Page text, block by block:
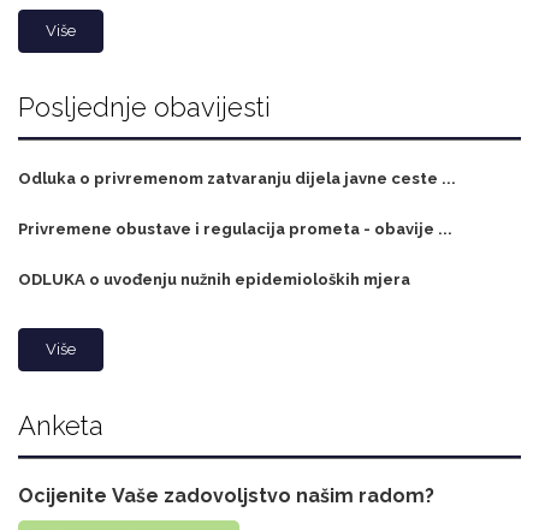
Više
Posljednje obavijesti
Odluka o privremenom zatvaranju dijela javne ceste ...
Privremene obustave i regulacija prometa - obavije ...
ODLUKA o uvođenju nužnih epidemioloških mjera
Više
Anketa
Ocijenite Vaše zadovoljstvo našim radom?